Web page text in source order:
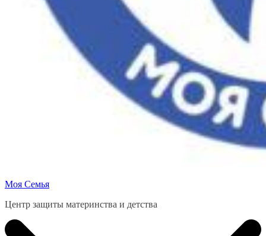
Моя Семья
Центр защиты материнства и детства